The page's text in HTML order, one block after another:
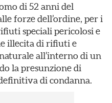
di 52 anni del
forze dell’ordine, per i
speciali pericolosi e
illecita di rifiuti e
all’interno di un
la presunzione di
di condanna.